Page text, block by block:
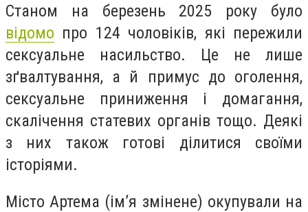
Станом на березень 2025 року було
відомо про 124 чоловіків, які пережили
сексуальне насильство. Це не лише
зґвалтування, а й примус до оголення,
сексуальне приниження і домагання,
скалічення статевих органів тощо. Деякі
з них також готові ділитися своїми
історіями.
Місто Артема (імʼя змінене) окупували на